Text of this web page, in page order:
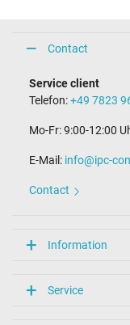
Contact
Service client
Telefon:+49 7823
Mo-Fr: 9:00-12:00
E-Mail: info@ipc-
Contact
Information
Service